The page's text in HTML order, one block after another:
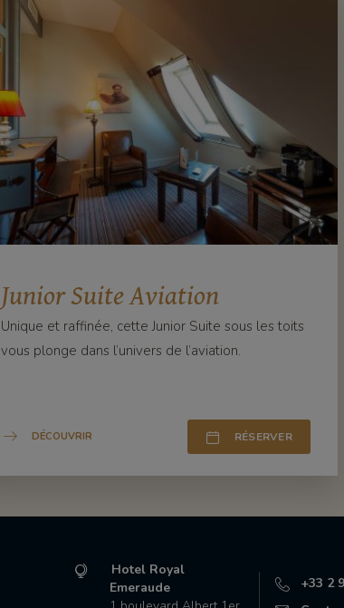
Junior Suite Aviation
Unique et raffinée, cette Junior Suite sous les toits
vous plonge dans l’univers de l’aviation.
DÉCOUVRIR RÉSERVER
Hotel Royal
Emeraude
+33 2